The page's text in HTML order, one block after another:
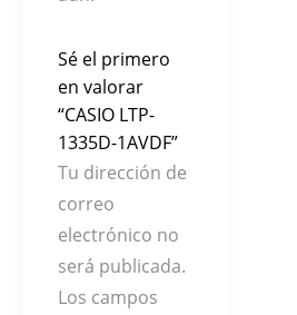
Sé el primero
en valorar
“CASIO LTP-
1335D-1AVDF”
Tu dirección de
correo
electrónico no
será publicada.
Los campos